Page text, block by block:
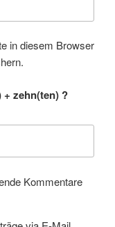
in diesem Browser
zehn(ten) ?
Kommentare